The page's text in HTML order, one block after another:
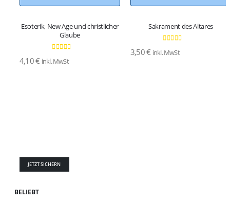
Esoterik, New Age und christlicher
Glaube
4,10€ inkl. MwSt
Sakrament des Altares
3,50€ inkl. MwSt
JETZT SICHERN
BELIEBT